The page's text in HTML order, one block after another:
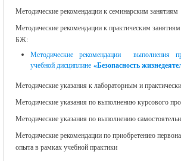
Методические рекомендации к семинарским занятиям
Методические рекомендации к практическим
БЖ:
Методические рекомендации выполнения
учебной дисциплине «Безопасность
Методические указания к лабораторным и
Методические указания по выполнению курсового
Методические указания по выполнению
Методические рекомендации по приобретению
опыта в рамках учебной практики